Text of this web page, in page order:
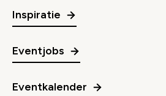
Inspiratie
Eventjobs
Eventkalender